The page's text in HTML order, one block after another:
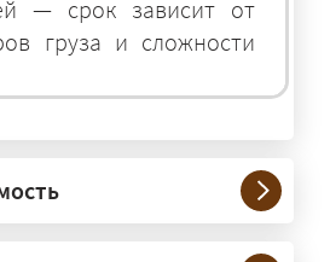
— срок зависит от
груза и сложности
и низкорамниках —
рассчитанных на